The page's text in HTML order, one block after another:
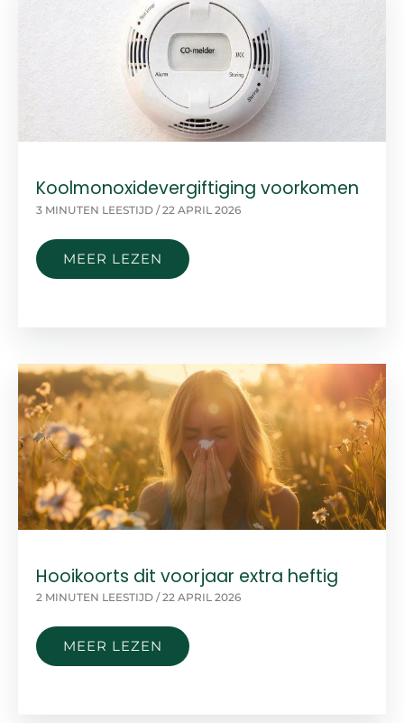
VERZEKERING?
Koolmonoxidevergiftiging voorkomen
3 MINUTEN LEESTIJD /22 APRIL 2026
KOOLMONOXIDEVERGIFTIGING
VOORKOMEN
MEER LEZEN
Hooikoorts dit voorjaar extra heftig
2 MINUTEN LEESTIJD /22 APRIL 2026
HOOIKOORTS
DIT
MEER LEZEN